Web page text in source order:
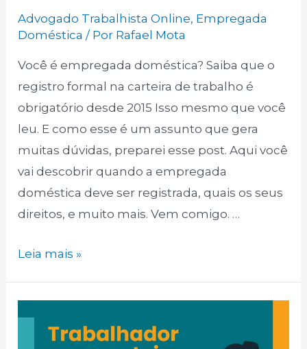
Advogado Trabalhista Online, Empregada
Doméstica / Por Rafael Mota
Você é empregada doméstica? Saiba que o
registro formal na carteira de trabalho é
obrigatório desde 2015 Isso mesmo que você
leu. E como esse é um assunto que gera
muitas dúvidas, preparei esse post. Aqui você
vai descobrir quando a empregada
doméstica deve ser registrada, quais os seus
direitos, e muito mais. Vem comigo. …
Leia mais »